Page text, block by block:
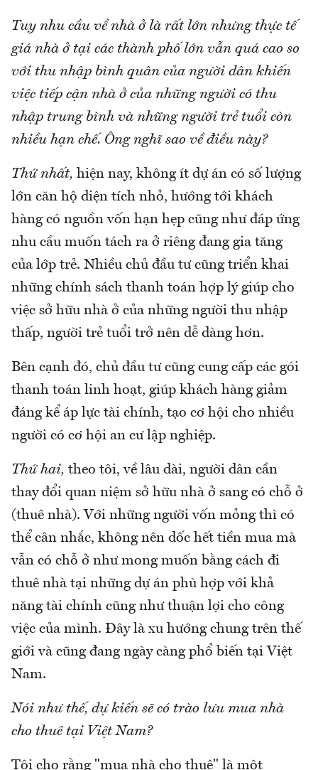
Tuy nhu cầu về nhà ở là rất lớn nhưng thực tế
giá nhà ở tại các thành phố lớn vẫn quá cao so
với thu nhập bình quân của người dân khiến
việc tiếp cận nhà ở của những người có thu
nhập trung bình và những người trẻ tuổi còn
nhiều hạn chế. Ông nghĩ sao về điều này?
Thứ nhất, hiện nay, không ít dự án có số lượng
lớn căn hộ diện tích nhỏ, hướng tới khách
hàng có nguồn vốn hạn hẹp cũng như đáp ứng
nhu cầu muốn tách ra ở riêng đang gia tăng
của lớp trẻ. Nhiều chủ đầu tư cũng triển khai
những chính sách thanh toán hợp lý giúp cho
việc sở hữu nhà ở của những người thu nhập
thấp, người trẻ tuổi trở nên dễ dàng hơn.
Bên cạnh đó, chủ đầu tư cũng cung cấp các gói
thanh toán linh hoạt, giúp khách hàng giảm
đáng kể áp lực tài chính, tạo cơ hội cho nhiều
người có cơ hội an cư lập nghiệp.
Thứ hai, theo tôi, về lâu dài, người dân cần
thay đổi quan niệm sở hữu nhà ở sang có chỗ ở
(thuê nhà). Với những người vốn mỏng thì có
thể cân nhắc, không nên dốc hết tiền mua mà
vẫn có chỗ ở như mong muốn bằng cách đi
thuê nhà tại những dự án phù hợp với khả
năng tài chính cũng như thuận lợi cho công
việc của mình. Đây là xu hướng chung trên thế
giới và cũng đang ngày càng phổ biến tại Việt
Nam.
Nói như thế, dự kiến sẽ có trào lưu mua nhà
cho thuê tại Việt Nam?
Tôi cho rằng "mua nhà cho thuê" là một